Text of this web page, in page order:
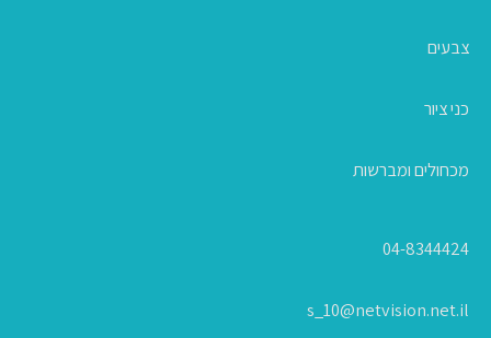
צבעים
כני ציור
מכחולים ומברשות
04-8344424
s_10@netvision.net.il